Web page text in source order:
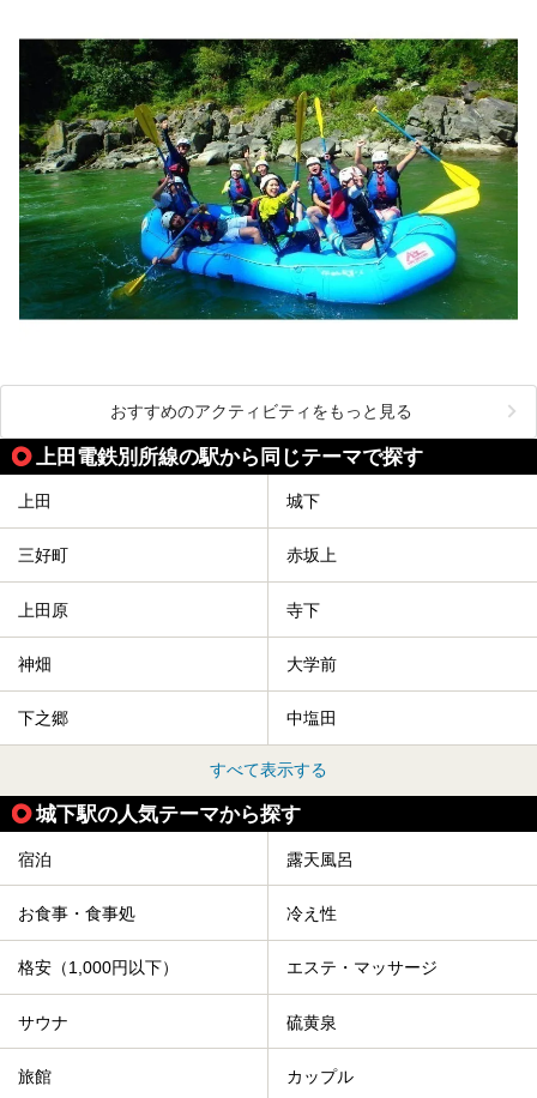
おすすめのアクティビティをもっと見る
上田電鉄別所線の駅から同じテーマで探す
上田 城下
三好町 赤坂上
上田原 寺下
神畑 大学前
下之郷 中塩田
すべて表示する
城下駅の人気テーマから探す
宿泊 露天風呂
お食事・食事処 冷え性
格安（1,000円以下） エステ・マッサージ
サウナ 硫黄泉
旅館 カップル